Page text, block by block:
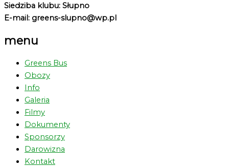
Siedziba klubu: Słupno
E-mail: greens-slupno@wp.pl
menu
Greens Bus
Obozy
Info
Galeria
Filmy
Dokumenty
Sponsorzy
Darowizna
Kontakt